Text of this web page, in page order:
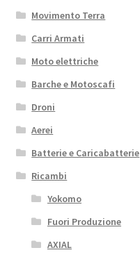
Movimento Terra
Carri Armati
Moto elettriche
Barche e Motoscafi
Droni
Aerei
Batterie e Caricabatterie
Ricambi
Yokomo
Fuori Produzione
AXIAL